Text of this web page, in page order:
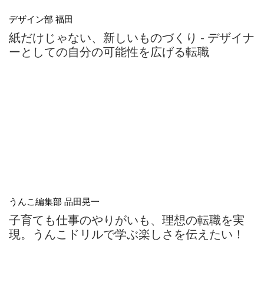
デザイン部 福田
紙だけじゃない、新しいものづくり - デザイナ
ーとしての自分の可能性を広げる転職
うんこ編集部 品田晃一
子育ても仕事のやりがいも、理想の転職を実
現。うんこドリルで学ぶ楽しさを伝えたい！